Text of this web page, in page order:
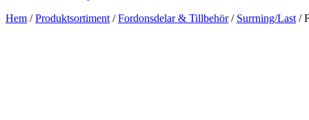
Hem /Produktsortiment /Fordonsdelar & Tillbehör/ Surrning/Last /